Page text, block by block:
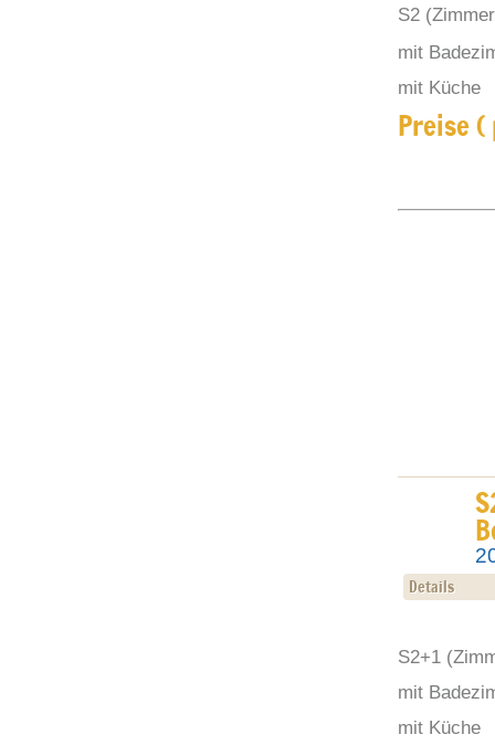
S2
mit
mit Küche
Preise
Details
S2+1
mit
mit Küche